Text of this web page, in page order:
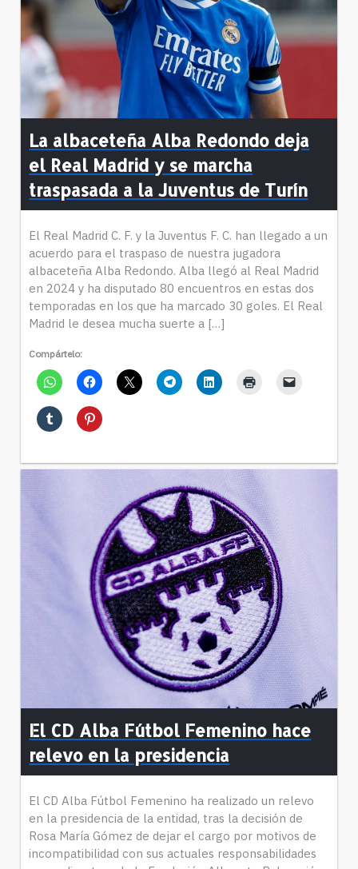
La albaceteña Alba Redondo deja
el Real Madrid y se marcha
traspasada a la Juventus de Turín
El Real Madrid C. F. y la Juventus F. C. han llegado a un
acuerdo para el traspaso de nuestra jugadora
albaceteña Alba Redondo. Alba llegó al Real Madrid
en 2024 y ha disputado 80 encuentros en estas dos
temporadas en los que ha marcado 30 goles. El Real
Madrid le desea mucha suerte a […]
Compártelo:
El CD Alba Fútbol Femenino hace
relevo en la presidencia
El CD Alba Fútbol Femenino ha realizado un relevo
en la presidencia de la entidad, tras la decisión de
Rosa María Gómez de dejar el cargo por motivos de
incompatibilidad con sus actuales responsabilidades